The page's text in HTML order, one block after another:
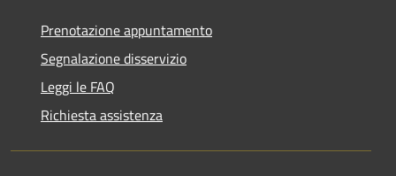
Prenotazione appuntamento
Segnalazione disservizio
Leggi le FAQ
Richiesta assistenza